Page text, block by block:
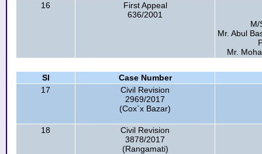
16
First Appeal
636/2001
M/
Mr. Abul
Mr.
Sl
Case Number
17
Civil Revision
2969/2017
(Cox`x Bazar)
18
Civil Revision
3878/2017
(Rangamati)